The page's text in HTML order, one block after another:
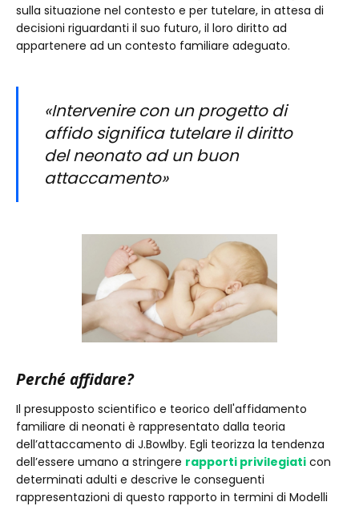
sulla situazione nel contesto e per tutelare, in attesa di
decisioni riguardanti il suo futuro, il loro diritto ad
appartenere ad un contesto familiare adeguato.
«Intervenire con un progetto di
affido significa tutelare il diritto
del neonato ad un buon
attaccamento»
Perché affidare?
Il presupposto scientifico e teorico dell'affidamento
familiare di neonati è rappresentato dalla teoria
dell’attaccamento di J.Bowlby. Egli teorizza la tendenza
dell’essere umano a stringere rapporti privilegiati con
determinati adulti e descrive le conseguenti
rappresentazioni di questo rapporto in termini di Modelli